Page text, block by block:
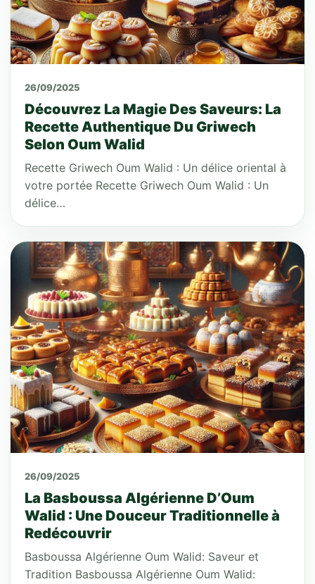
26/09/2025
Découvrez La Magie Des Saveurs: La
Recette Authentique Du Griwech
Selon Oum Walid
Recette Griwech Oum Walid : Un délice oriental à
votre portée Recette Griwech Oum Walid : Un
délice…
26/09/2025
La Basboussa Algérienne D’Oum
Walid : Une Douceur Traditionnelle à
Redécouvrir
Basboussa Algérienne Oum Walid: Saveur et
Tradition Basboussa Algérienne Oum Walid: